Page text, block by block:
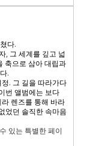
다.
, 그 세계를 깊고 넓
축으로 삼아 대립과
.
. 그 길을 따라가다
번 앨범에는 보다
렌즈를 통해 바라
었던 솔직한 속마음
있는 특별한 페이